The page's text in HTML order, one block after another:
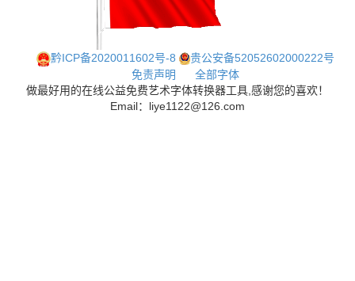
黔ICP备2020011602号-8
贵公安备52052602000222号
免责声明
全部字体
做最好用的在线公益免费艺术字体转换器工具,感谢您的喜欢！
Email：liye1122@126.com